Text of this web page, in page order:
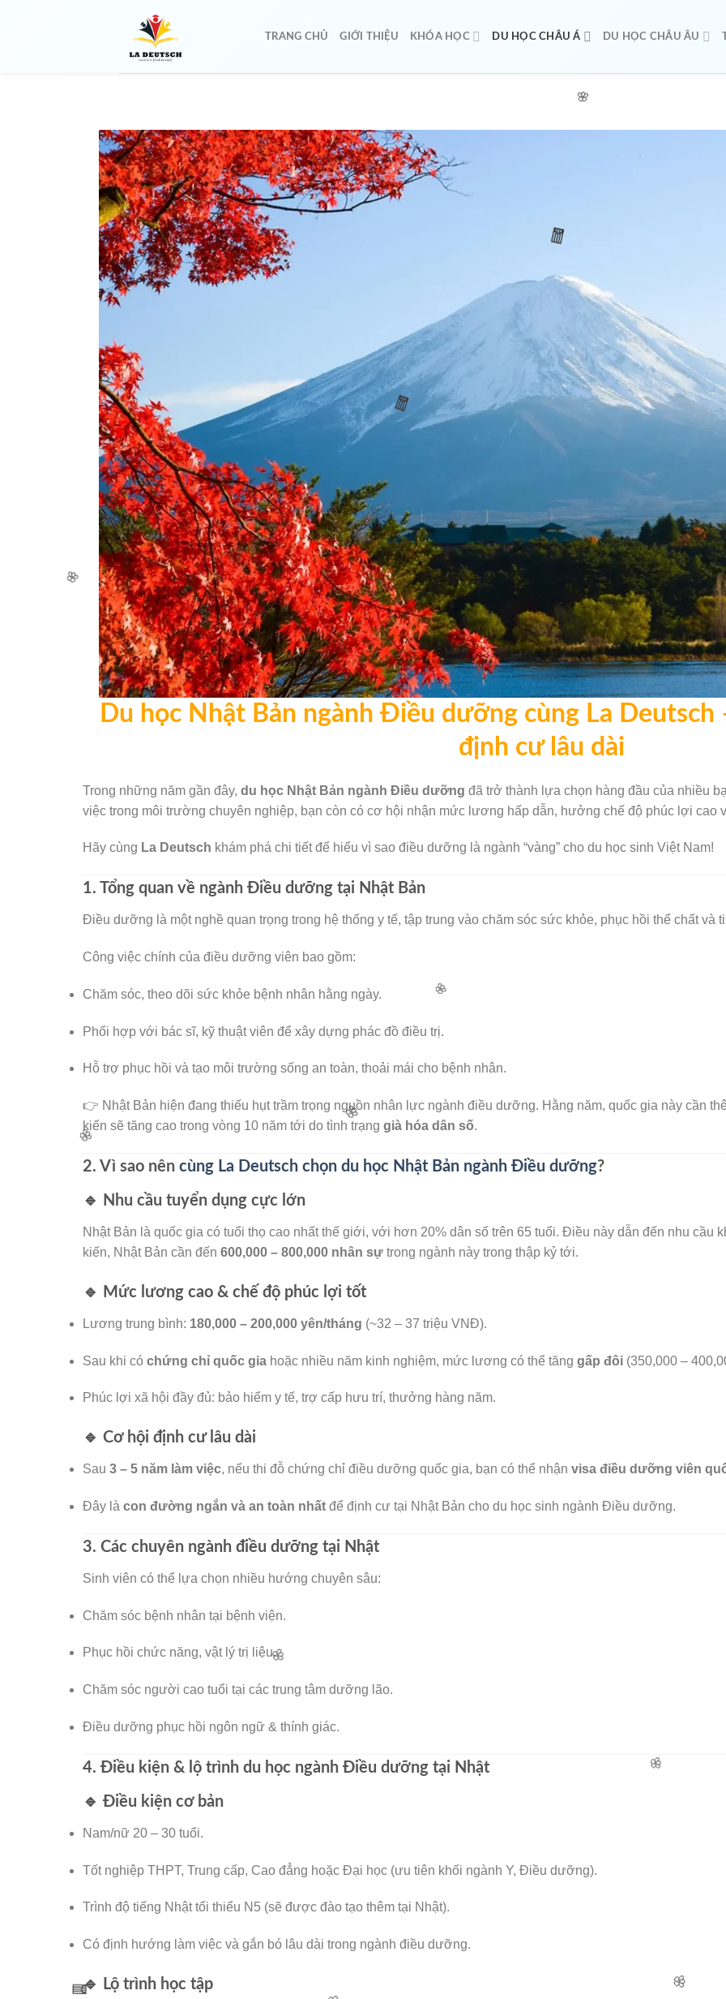
🌸
🧧
🌸
🧧
🌸
TRANG CHỦ GIỚI THIỆU KHÓA HỌC DU HỌC CHÂU Á DU HỌC CHÂU ÂU
Du học Nhật Bản ngành Điều dưỡng cùng La Deutsch
định cư lâu dài
Trong những năm gần đây, du học Nhật Bản ngành Điều dưỡng đã trở thành lựa chọn hàng đầu của nhiều
việc trong môi trường chuyên nghiệp, bạn còn có cơ hội nhận mức lương hấp dẫn, hưởng chế độ phúc lợi cao
Hãy cùng La Deutsch khám phá chi tiết để hiểu vì sao điều dưỡng là ngành “vàng” cho du học sinh Việt Nam!
1. Tổng quan về ngành Điều dưỡng tại Nhật Bản
Điều dưỡng là một nghề quan trọng trong hệ thống y tế, tập trung vào chăm sóc sức khỏe, phục hồi thể chất và
Công việc chính của điều dưỡng viên bao gồm:
Chăm sóc, theo dõi sức khỏe bệnh nhân hằng ngày.
Phối hợp với bác sĩ, kỹ thuật viên để xây dựng phác đồ điều trị.
Hỗ trợ phục hồi và tạo môi trường sống an toàn, thoải mái cho bệnh nhân.
👉 Nhật Bản hiện đang thiếu hụt trầm trọng nguồn nhân lực ngành điều dưỡng. Hằng năm, quốc gia này cần
kiến sẽ tăng cao trong vòng 10 năm tới do tình trạng già hóa dân số.
2. Vì sao nên cùng La Deutsch chọn du học Nhật Bản ngành Điều dưỡng?
🔹 Nhu cầu tuyển dụng cực lớn
Nhật Bản là quốc gia có tuổi thọ cao nhất thế giới, với hơn 20% dân số trên 65 tuổi. Điều này dẫn đến nhu cầu
kiến, Nhật Bản cần đến 600,000 – 800,000 nhân sự trong ngành này trong thập kỷ tới.
🔹 Mức lương cao & chế độ phúc lợi tốt
Lương trung bình: 180,000 – 200,000 yên/tháng (~32 – 37 triệu VNĐ).
Sau khi có chứng chỉ quốc gia hoặc nhiều năm kinh nghiệm, mức lương có thể tăng gấp đôi (350,000 –
Phúc lợi xã hội đầy đủ: bảo hiểm y tế, trợ cấp hưu trí, thưởng hàng năm.
🔹 Cơ hội định cư lâu dài
Sau 3 – 5 năm làm việc, nếu thi đỗ chứng chỉ điều dưỡng quốc gia, bạn có thể nhận visa điều dưỡng viên
Đây là con đường ngắn và an toàn nhất để định cư tại Nhật Bản cho du học sinh ngành Điều dưỡng.
3. Các chuyên ngành điều dưỡng tại Nhật
Sinh viên có thể lựa chọn nhiều hướng chuyên sâu:
Chăm sóc bệnh nhân tại bệnh viện.
Phục hồi chức năng, vật lý trị liệu.
Chăm sóc người cao tuổi tại các trung tâm dưỡng lão.
Điều dưỡng phục hồi ngôn ngữ & thính giác.
4. Điều kiện & lộ trình du học ngành Điều dưỡng tại Nhật
🔹 Điều kiện cơ bản
Nam/nữ 20 – 30 tuổi.
Tốt nghiệp THPT, Trung cấp, Cao đẳng hoặc Đại học (ưu tiên khối ngành Y, Điều dưỡng).
Trình độ tiếng Nhật tối thiểu N5 (sẽ được đào tạo thêm tại Nhật).
Có định hướng làm việc và gắn bó lâu dài trong ngành điều dưỡng.
🔹 Lộ trình học tập